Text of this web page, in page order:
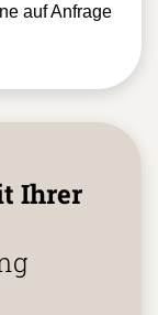
auf Anfrage
Ihrer